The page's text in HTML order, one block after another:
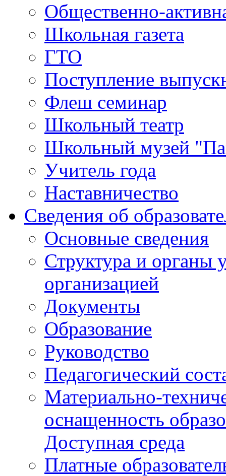
Общественно-
Школьная газета
ГТО
Поступление
Флеш семинар
Школьный театр
Школьный музей
Учитель года
Наставничество
Сведения об
Основные сведения
Структура и органы
организацией
Документы
Образование
Руководство
Педагогический
Материально-
оснащенность
Доступная среда
Платные